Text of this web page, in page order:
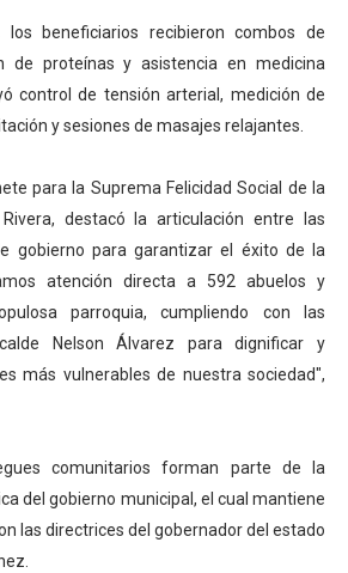
los beneficiarios recibieron combos de
de proteínas y asistencia en medicina
control de tensión arterial, medición de
y sesiones de masajes relajantes.
para la Suprema Felicidad Social de la
destacó la articulación entre las
gobierno para garantizar el éxito de la
atención directa a 592 abuelos y
parroquia, cumpliendo con las
Nelson Álvarez para dignificar y
más vulnerables de nuestra sociedad",
comunitarios forman parte de la
del gobierno municipal, el cual mantiene
las directrices del gobernador del estado